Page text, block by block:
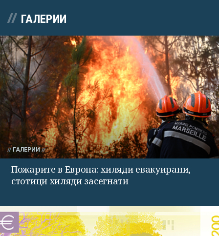
ГАЛЕРИИ
ГАЛЕРИИ
Пожарите в Европа: хиляди евакуирани,
стотици хиляди засегнати